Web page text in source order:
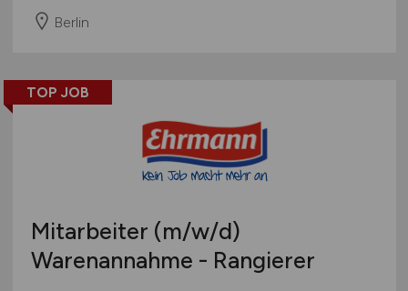
Berlin
TOP JOB
Mitarbeiter (m/w/d)
Warenannahme - Rangierer